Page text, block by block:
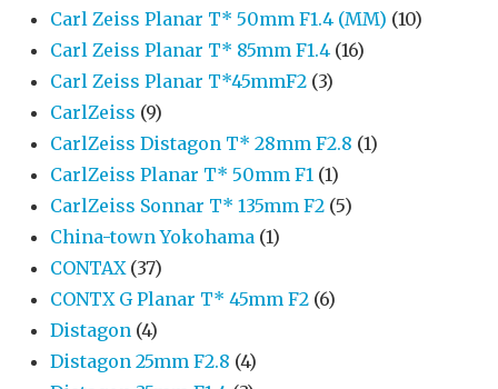
Carl Zeiss Planar T* 50mm F1.4 (MM) (10)
Carl Zeiss Planar T* 85mm F1.4 (16)
Carl Zeiss Planar T*45mmF2 (3)
CarlZeiss (9)
CarlZeiss Distagon T* 28mm F2.8 (1)
CarlZeiss Planar T* 50mm F1 (1)
CarlZeiss Sonnar T* 135mm F2 (5)
China-town Yokohama (1)
CONTAX (37)
CONTX G Planar T* 45mm F2 (6)
Distagon (4)
Distagon 25mm F2.8 (4)